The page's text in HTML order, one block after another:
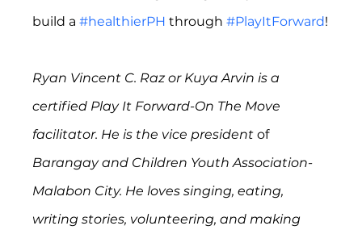
build a #healthierPH through #PlayItForward!
Ryan Vincent C. Raz or Kuya Arvin is a
certified Play It Forward-On The Move
facilitator. He is the vice president of
Barangay and Children Youth Association-
Malabon City. He loves singing, eating,
writing stories, volunteering, and making